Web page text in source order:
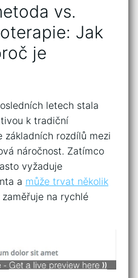
⁢vs.
Jak
je
letech stala
k tradiční
základních rozdílů mezi
náročnost. ⁣Zatímco
vyžaduje
a může ⁣trvat několik
⁣na ​rychlé